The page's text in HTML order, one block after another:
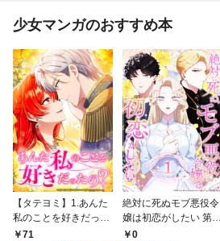
少女マンガのおすすめ本
【タテヨミ】1.あんた
私のことを好きだった
の？
71
絶対に死ぬモブ悪役令
嬢は初恋がしたい 第1
話0